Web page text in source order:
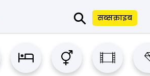
⚲ सब्सक्राइब